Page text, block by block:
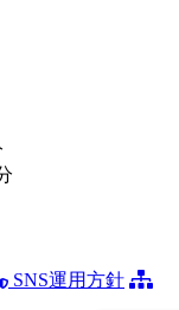
SNS運用方針